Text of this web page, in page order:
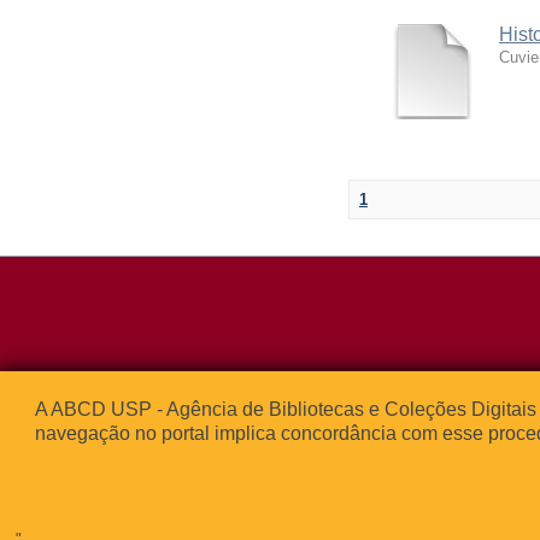
1
Rua da
05508-050 –
São Paulo,
A ABCD USP - Agência de Bibliotecas e Coleções
navegação no portal implica concordância com esse